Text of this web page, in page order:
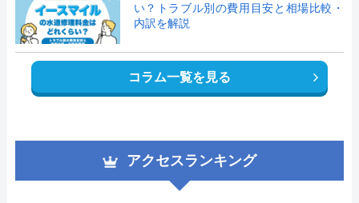
い？トラブル別の費用目安と相場比較・
内訳を解説
コラム一覧を見る
アクセスランキング